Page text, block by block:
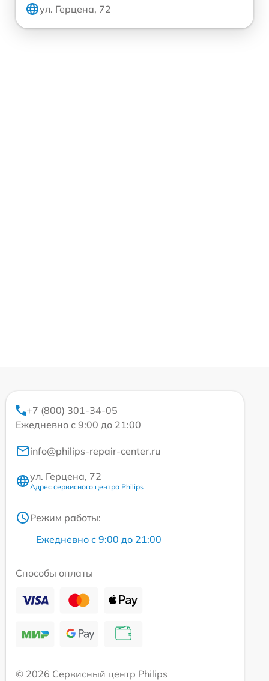
ул. Герцена, 72
+7 (800) 301-34-05
Ежедневно с 9:00 до 21:00
info@philips-repair-center.ru
ул. Герцена, 72
Адрес сервисного центра Philips
Режим работы:
Ежедневно с 9:00 до 21:00
Способы оплаты
© 2026 Сервисный центр Philips